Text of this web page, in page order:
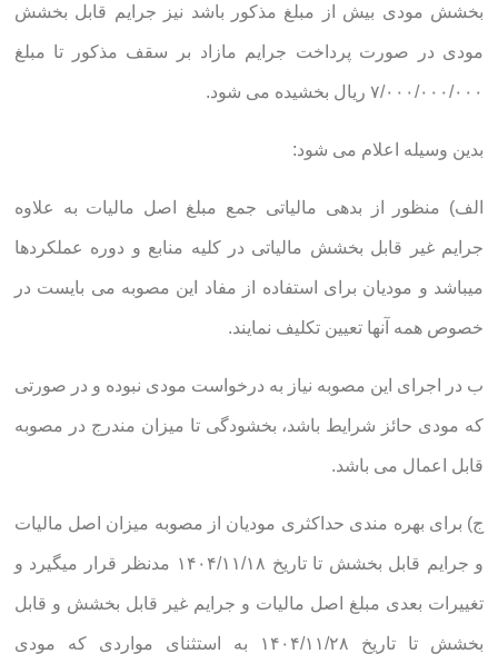
بخشش مودی بیش از مبلغ مذکور باشد نیز جرایم قابل بخشش
مودی در صورت پرداخت جرایم مازاد بر سقف مذکور تا مبلغ
۷/۰۰۰/۰۰۰/۰۰۰ ریال بخشیده می شود.
بدین وسیله اعلام می شود:
الف) منظور از بدهی مالیاتی جمع مبلغ اصل مالیات به علاوه
جرایم غیر قابل بخشش مالیاتی در کلیه منابع و دوره عملکردها
میباشد و مودیان برای استفاده از مفاد این مصوبه می بایست در
خصوص همه آنها تعیین تکلیف نمایند.
ب در اجرای این مصوبه نیاز به درخواست مودی نبوده و در صورتی
که مودی حائز شرایط باشد، بخشودگی تا میزان مندرج در مصوبه
قابل اعمال می باشد.
ج) برای بهره مندی حداکثری مودیان از مصوبه میزان اصل مالیات
و جرایم قابل بخشش تا تاریخ ۱۴۰۴/۱۱/۱۸ مدنظر قرار میگیرد و
تغییرات بعدی مبلغ اصل مالیات و جرایم غیر قابل بخشش و قابل
بخشش تا تاریخ ۱۴۰۴/۱۱/۲۸ به استثنای مواردی که مودی